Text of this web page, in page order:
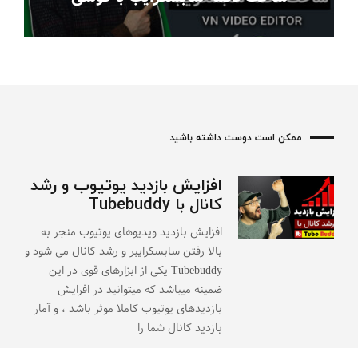
ممکن است دوست داشته باشید
افزایش بازدید یوتیوب و رشد
کانال با Tubebuddy
افزایش بازدید ویدیوهای یوتیوب منجر به
بالا رفتن سابسکرایبر و رشد کانال می شود و
Tubebuddy یکی از ابزارهای قوی در این
ضمینه میباشد که میتوانید در افرایش
بازدیدهای یوتیوب کاملا موثر باشد ، و آمار
بازدید کانال شما را